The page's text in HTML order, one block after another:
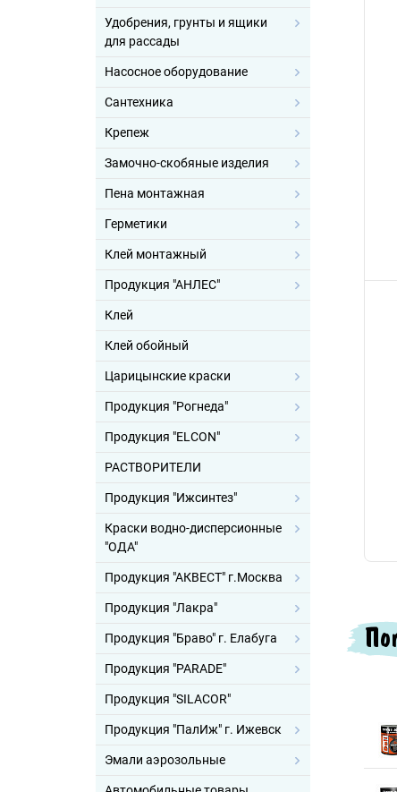
Удобрения, грунты и ящики
для рассады
Насосное оборудование
Сантехника
Крепеж
Замочно-скобяные изделия
Пена монтажная
Герметики
Клей монтажный
Продукция "АНЛЕС"
Клей
Клей обойный
Царицынские краски
Продукция "Рогнеда"
Продукция "ELCON"
РАСТВОРИТЕЛИ
Продукция "Ижсинтез"
Краски водно-дисперсионные
"ОДА"
Продукция "АКВЕСТ" г.Москва
Продукция "Лакра"
Продукция "Браво" г. Елабуга
Продукция "PARADE"
Продукция "SILACOR"
Продукция "ПалИж" г. Ижевск
Эмали аэрозольные